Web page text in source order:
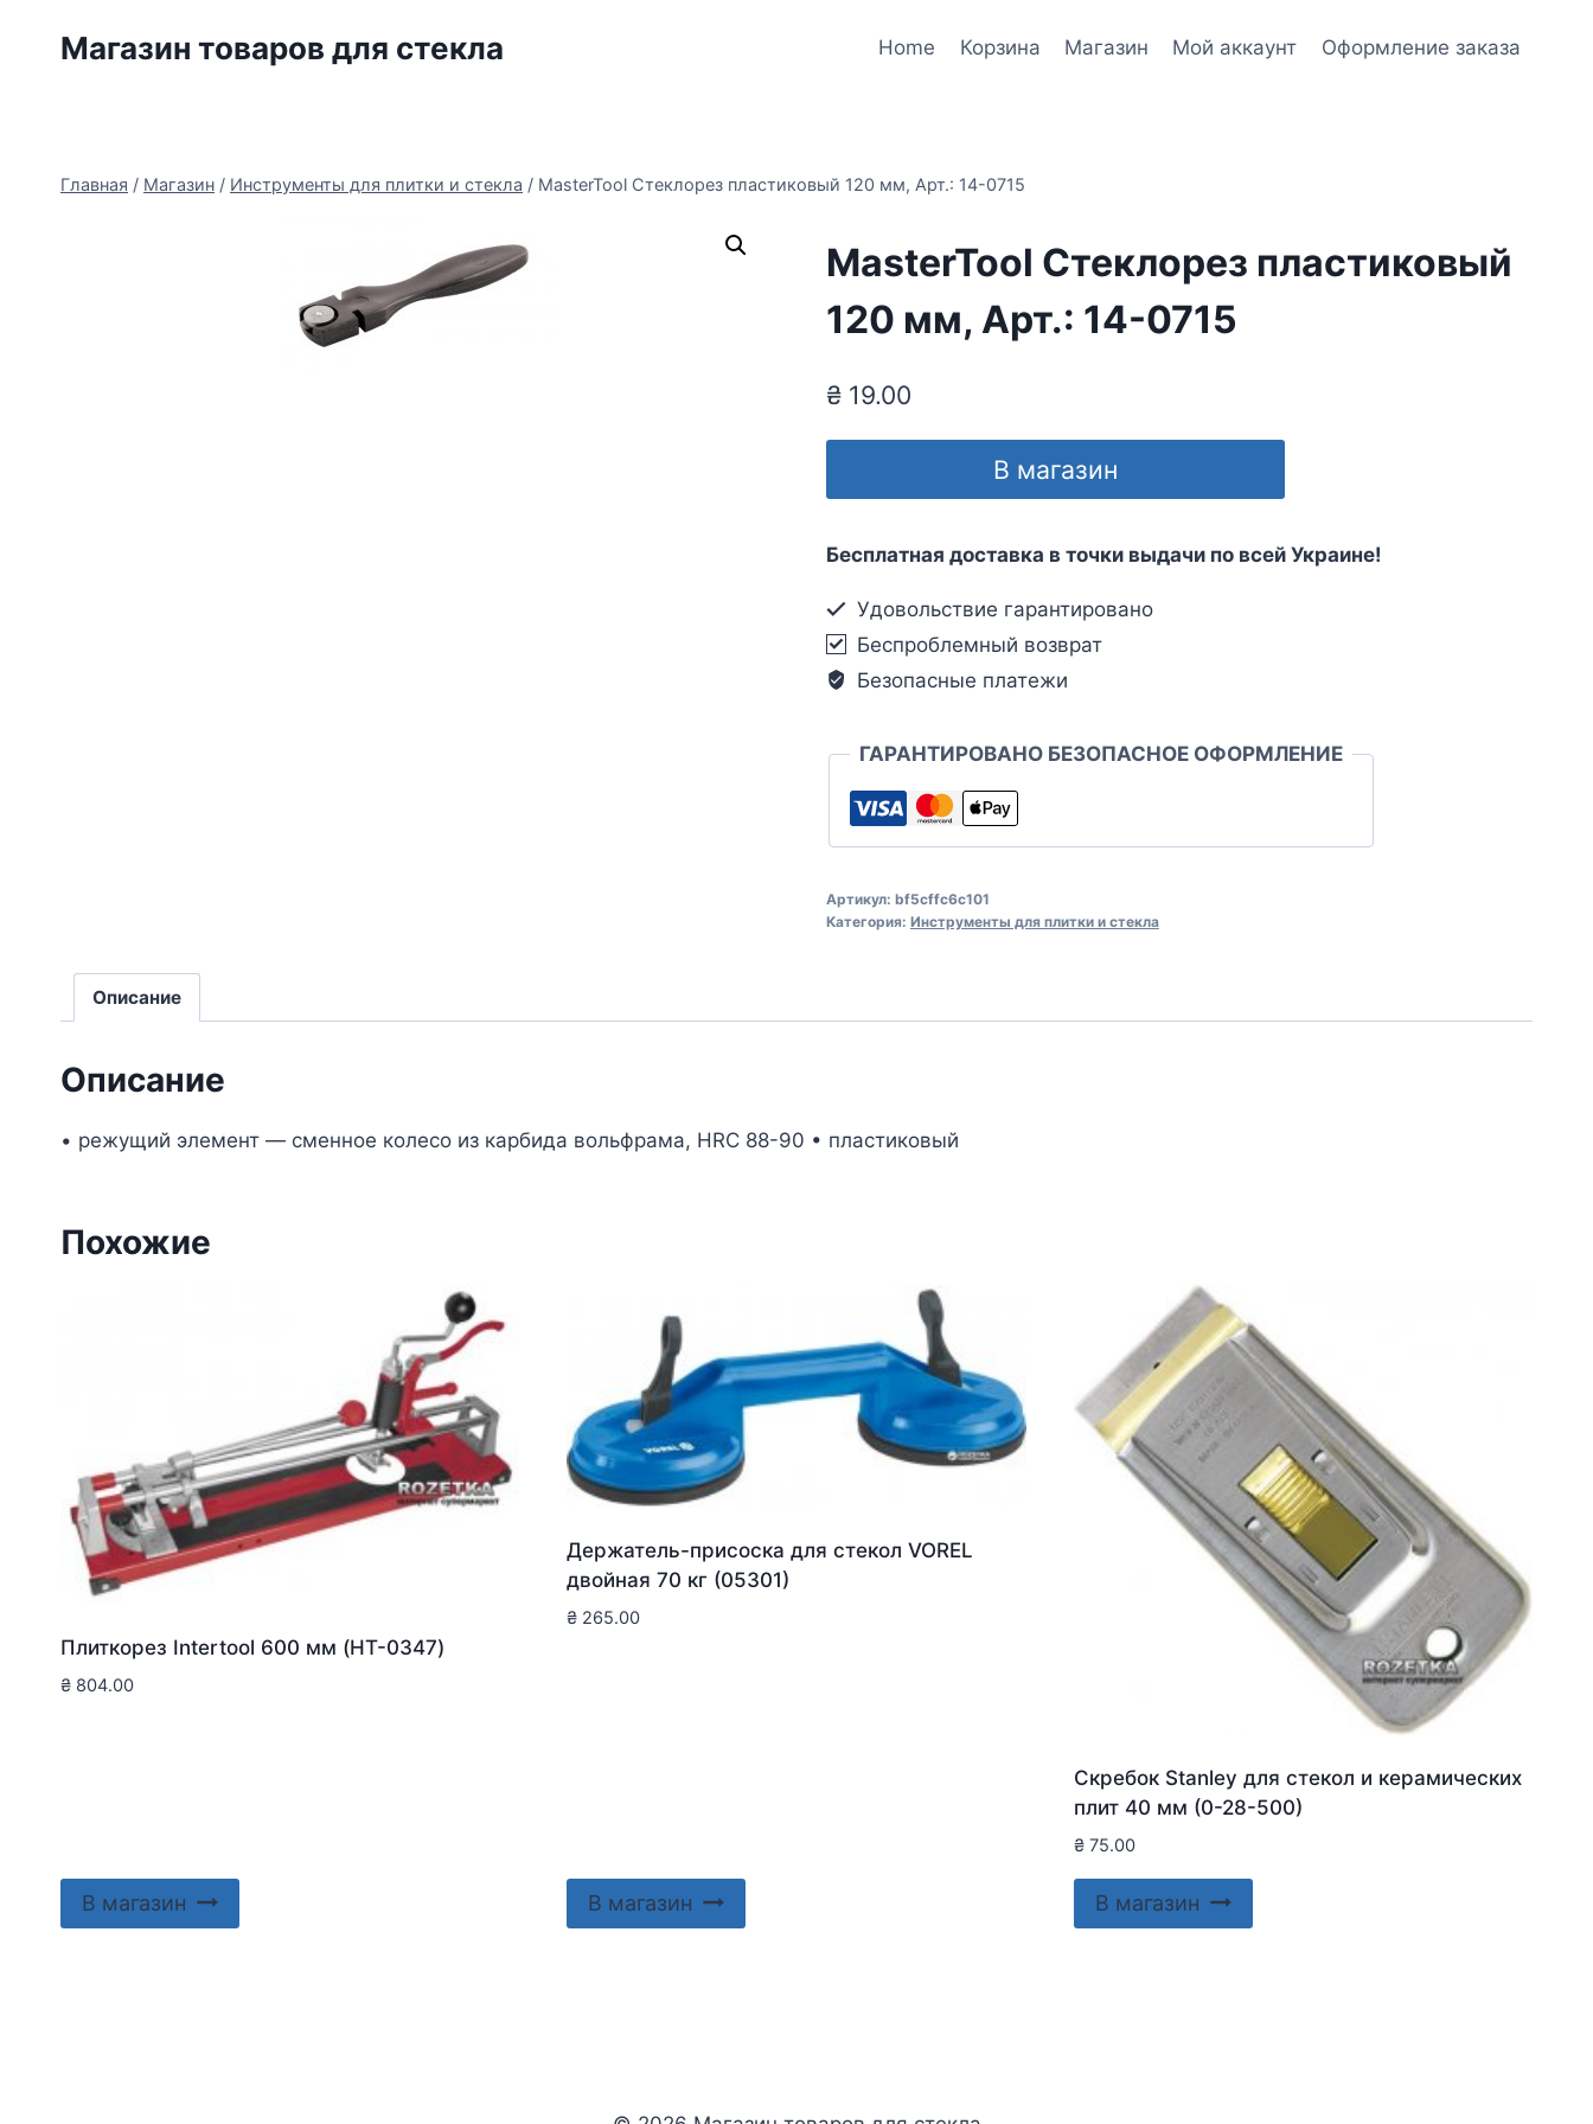
Магазин товаров для стекла Home Корзина Магазин Мой аккаунт Оформление заказа
Главная / Магазин / Инструменты для плитки и стекла / MasterTool Стеклорез пластиковый 120 мм, Арт.: 14-0715
MasterTool Стеклорез пластиковый
120 мм, Арт.: 14-0715
₴19.00
В магазин
Бесплатная доставка в точки выдачи по всей Украине!
Удовольствие гарантировано
Беспроблемный возврат
Безопасные платежи
ГАРАНТИРОВАНО БЕЗОПАСНОЕ ОФОРМЛЕНИЕ
Артикул: bf5cffc6c101
Категория: Инструменты для плитки и стекла
Описание
Описание
• режущий элемент — сменное колесо из карбида вольфрама, HRC 88-90 • пластиковый
Похожие
Плиткорез Intertool 600 мм (HT-0347)
₴ 804.00
В магазин
Держатель-присоска для стекол VOREL
двойная 70 кг (05301)
₴ 265.00
В магазин
Скребок Stanley для стекол и керамических
плит 40 мм (0-28-500)
₴75.00
В магазин